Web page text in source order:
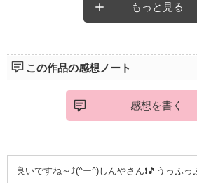
もっと見る
この作品の感想ノート
感想を書く
良いですね～⤴️(^ー^)しんやさん❗🎵うっふっ